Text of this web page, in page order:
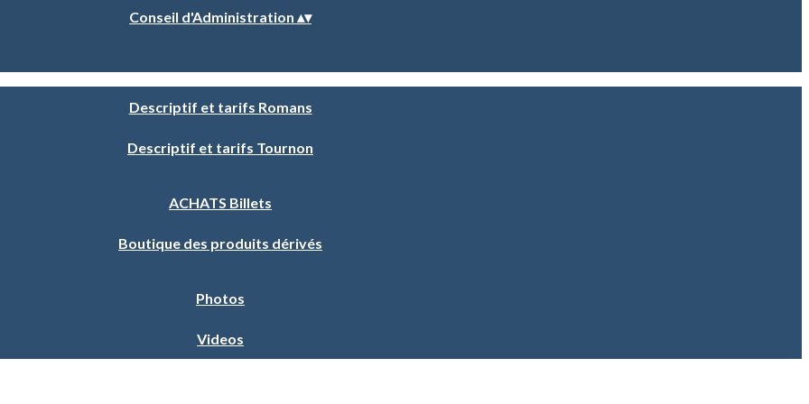
Conseil d'Administration ▴▾
Descriptif et tarifs Romans
Descriptif et tarifs Tournon
ACHATS Billets
Boutique des produits dérivés
Photos
Videos